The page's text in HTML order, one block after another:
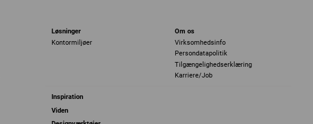
Løsninger
Kontormiljøer
Om os
Virksomhedsinfo
Persondatapolitik
Tilgængelighedserklæring
Karriere/Job
Inspiration
Viden